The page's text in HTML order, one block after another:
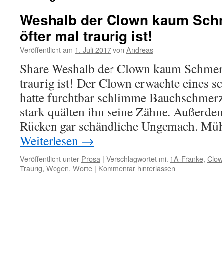
Weshalb der Clown kaum
öfter mal traurig ist!
Veröffentlicht am 1. Juli 2017von Andreas
Share Weshalb der Clown kaum
traurig ist! Der Clown erwachte eines
hatte furchtbar schlimme
stark quälten ihn seine Zähne.
Rücken gar schändliche Ungemach.
Weiterlesen →
Veröffentlicht unter Prosa | Verschlagwortet mit 1A-Franke,
Traurig, Wogen, Worte | Kommentar hinterlassen